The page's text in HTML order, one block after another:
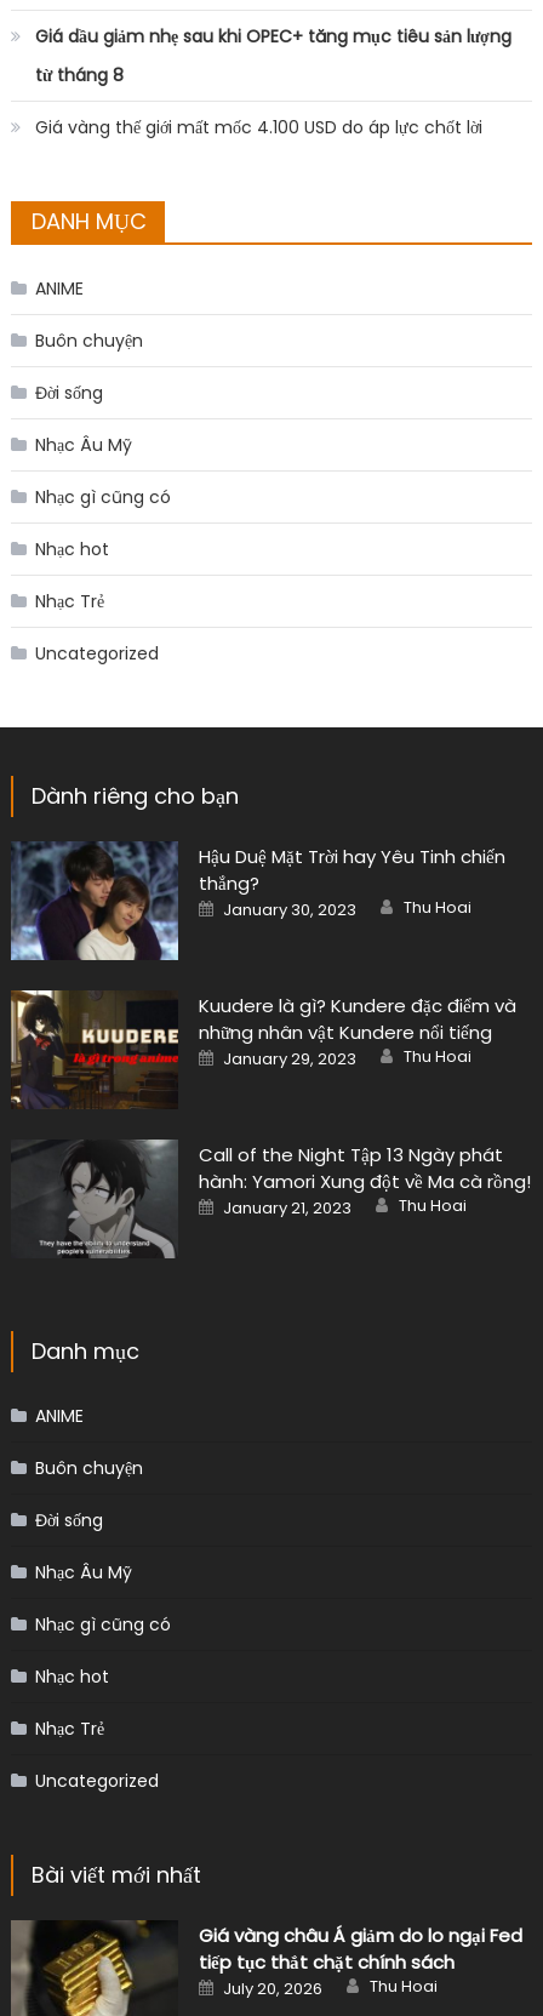
Giá dầu giảm nhẹ sau khi OPEC+ tăng mục tiêu sản lượng
từ tháng 8
Giá vàng thế giới mất mốc 4.100 USD do áp lực chốt lời
DANH MỤC
ANIME
Buôn chuyện
Đời sống
Nhạc Âu Mỹ
Nhạc gì cũng có
Nhạc hot
Nhạc Trẻ
Uncategorized
Dành riêng cho bạn
Hậu Duệ Mặt Trời hay Yêu Tinh chiến
thắng?
Posted
on
January 30, 2023 Author
Thu Hoai
Kuudere là gì? Kundere đặc điểm và
những nhân vật Kundere nổi tiếng
Posted
on
January 29, 2023 Author
Thu Hoai
Call of the Night Tập 13 Ngày phát
hành: Yamori Xung đột về Ma cà rồng!
Posted
on
January 21, 2023 Author
Thu Hoai
Danh mục
ANIME
Buôn chuyện
Đời sống
Nhạc Âu Mỹ
Nhạc gì cũng có
Nhạc hot
Nhạc Trẻ
Uncategorized
Bài viết mới nhất
Giá vàng châu Á giảm do lo ngại Fed
tiếp tục thắt chặt chính sách
Posted
on
July 20, 2026 Author
Thu Hoai